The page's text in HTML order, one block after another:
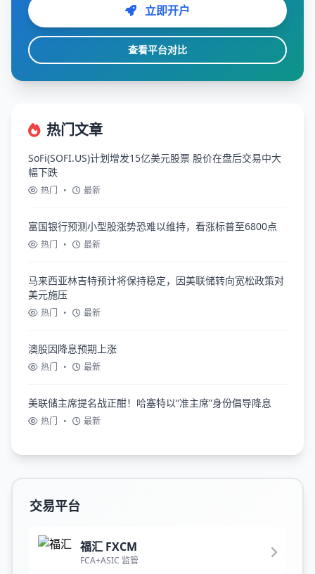
立即开户
查看平台对比
热门文章
SoFi(SOFI.US)计划增发15亿美元股票 股价在盘后交易中大
幅下跌
热门 • 最新
富国银行预测小型股涨势恐难以维持，看涨标普至6800点
热门 • 最新
马来西亚林吉特预计将保持稳定，因美联储转向宽松政策对
美元施压
热门 • 最新
澳股因降息预期上涨
热门 • 最新
美联储主席提名战正酣！哈塞特以“准主席”身份倡导降息
热门 • 最新
交易平台
福汇 FXCM
FCA+ASIC 监管